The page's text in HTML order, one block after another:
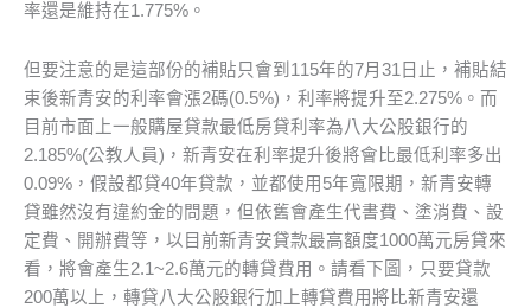
率還是維持在1.775%。
但要注意的是這部份的補貼只會到115年的7月31日止，補貼結
束後新青安的利率會漲2碼(0.5%)，利率將提升至2.275%。而
目前市面上一般購屋貸款最低房貸利率為八大公股銀行的
2.185%(公教人員)，新青安在利率提升後將會比最低利率多出
0.09%，假設都貸40年貸款，並都使用5年寬限期，新青安轉
貸雖然沒有違約金的問題，但依舊會產生代書費、塗消費、設
定費、開辦費等，以目前新青安貸款最高額度1000萬元房貸來
看，將會產生2.1~2.6萬元的轉貸費用。請看下圖，只要貸款
200萬以上，轉貸八大公股銀行加上轉貸費用將比新青安還